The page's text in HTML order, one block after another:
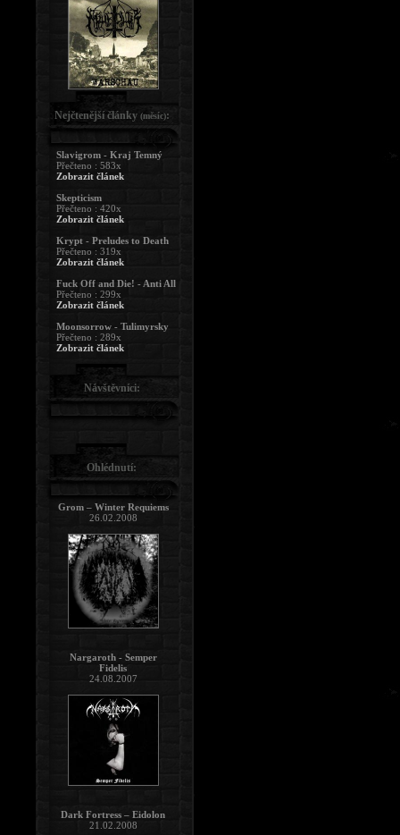
Nejčtenější články (měsíc):
Slavigrom - Kraj Temný
Přečteno : 583x
Zobrazit článek
Skepticism
Přečteno : 420x
Zobrazit článek
Krypt - Preludes to Death
Přečteno : 319x
Zobrazit článek
Fuck Off and Die! - Anti All
Přečteno : 299x
Zobrazit článek
Moonsorrow - Tulimyrsky
Přečteno : 289x
Zobrazit článek
Návštěvníci:
Ohlédnutí:
Grom – Winter Requiems
26.02.2008
Nargaroth - Semper
Fidelis
24.08.2007
Dark Fortress – Eidolon
21.02.2008